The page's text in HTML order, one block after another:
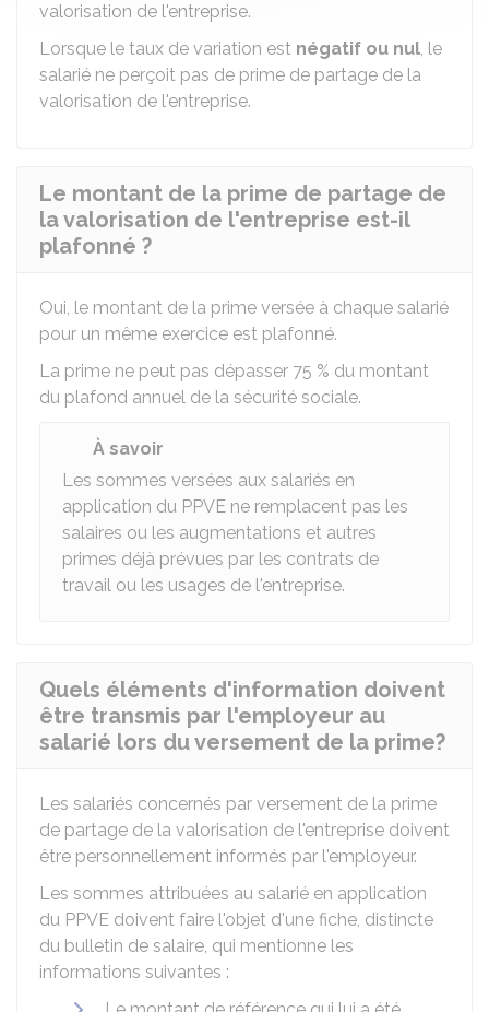
valorisation de l'entreprise.
Lorsque le taux de variation est négatif ou nul, le
salarié ne perçoit pas de prime de partage de la
valorisation de l'entreprise.
Le montant de la prime de partage de
la valorisation de l'entreprise est-il
plafonné ?
Oui, le montant de la prime versée à chaque salarié
pour un même exercice est plafonné.
La prime ne peut pas dépasser 75 % du montant
du plafond annuel de la sécurité sociale.
À savoir
Les sommes versées aux salariés en
application du PPVE ne remplacent pas les
salaires ou les augmentations et autres
primes déjà prévues par les contrats de
travail ou les usages de l'entreprise.
Quels éléments d'information doivent
être transmis par l'employeur au
salarié lors du versement de la prime?
Les salariés concernés par versement de la prime
de partage de la valorisation de l'entreprise doivent
être personnellement informés par l'employeur.
Les sommes attribuées au salarié en application
du PPVE doivent faire l'objet d'une fiche, distincte
du bulletin de salaire, qui mentionne les
informations suivantes :